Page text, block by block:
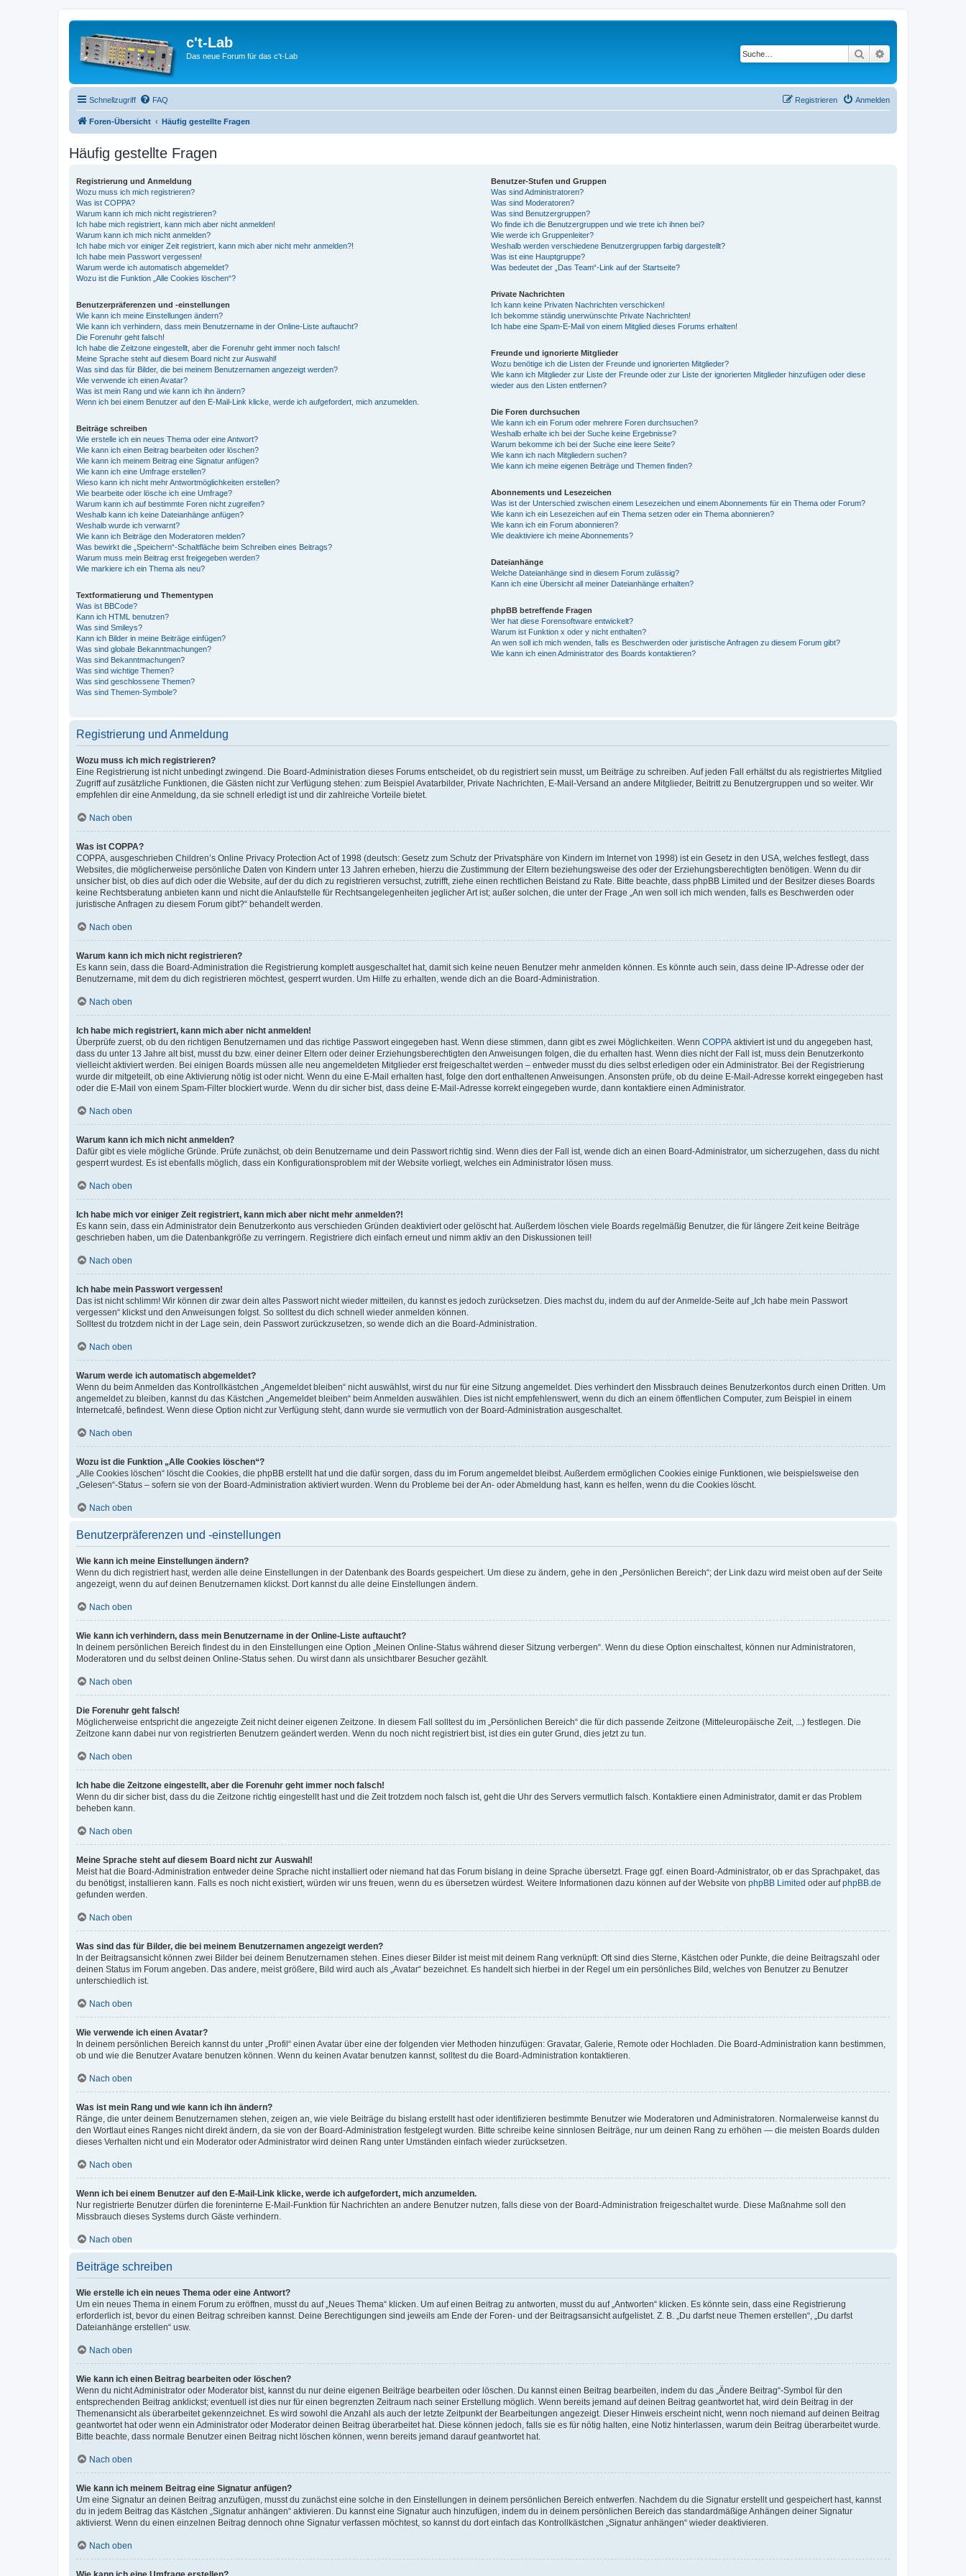
c't-Lab
Das neue Forum für das c't-Lab Suche
Schnellzugriff FAQ Anmelden
Registrieren
Foren-Übersicht Häufig gestellte Fragen
Häufig gestellte Fragen
Registrierung und Anmeldung
Wozu muss ich mich registrieren?
Was ist COPPA?
Warum kann ich mich nicht registrieren?
Ich habe mich registriert, kann mich aber nicht anmelden!
Warum kann ich mich nicht anmelden?
Ich habe mich vor einiger Zeit registriert, kann mich aber nicht mehr anmelden?!
Ich habe mein Passwort vergessen!
Warum werde ich automatisch abgemeldet?
Wozu ist die Funktion „Alle Cookies löschen“?
Benutzerpräferenzen und -einstellungen
Wie kann ich meine Einstellungen ändern?
Wie kann ich verhindern, dass mein Benutzername in der Online-Liste auftaucht?
Die Forenuhr geht falsch!
Ich habe die Zeitzone eingestellt, aber die Forenuhr geht immer noch falsch!
Meine Sprache steht auf diesem Board nicht zur Auswahl!
Was sind das für Bilder, die bei meinem Benutzernamen angezeigt werden?
Wie verwende ich einen Avatar?
Was ist mein Rang und wie kann ich ihn ändern?
Wenn ich bei einem Benutzer auf den E-Mail-Link klicke, werde ich aufgefordert, mich anzumelden.
Beiträge schreiben
Wie erstelle ich ein neues Thema oder eine Antwort?
Wie kann ich einen Beitrag bearbeiten oder löschen?
Wie kann ich meinem Beitrag eine Signatur anfügen?
Wie kann ich eine Umfrage erstellen?
Wieso kann ich nicht mehr Antwortmöglichkeiten erstellen?
Wie bearbeite oder lösche ich eine Umfrage?
Warum kann ich auf bestimmte Foren nicht zugreifen?
Weshalb kann ich keine Dateianhänge anfügen?
Weshalb wurde ich verwarnt?
Wie kann ich Beiträge den Moderatoren melden?
Was bewirkt die „Speichern“-Schaltfläche beim Schreiben eines Beitrags?
Warum muss mein Beitrag erst freigegeben werden?
Wie markiere ich ein Thema als neu?
Textformatierung und Thementypen
Was ist BBCode?
Kann ich HTML benutzen?
Was sind Smileys?
Kann ich Bilder in meine Beiträge einfügen?
Was sind globale Bekanntmachungen?
Was sind Bekanntmachungen?
Was sind wichtige Themen?
Was sind geschlossene Themen?
Was sind Themen-Symbole?
Benutzer-Stufen und Gruppen
Was sind Administratoren?
Was sind Moderatoren?
Was sind Benutzergruppen?
Wo finde ich die Benutzergruppen und wie trete ich ihnen bei?
Wie werde ich Gruppenleiter?
Weshalb werden verschiedene Benutzergruppen farbig dargestellt?
Was ist eine Hauptgruppe?
Was bedeutet der „Das Team“-Link auf der Startseite?
Private Nachrichten
Ich kann keine Privaten Nachrichten verschicken!
Ich bekomme ständig unerwünschte Private Nachrichten!
Ich habe eine Spam-E-Mail von einem Mitglied dieses Forums erhalten!
Freunde und ignorierte Mitglieder
Wozu benötige ich die Listen der Freunde und ignorierten Mitglieder?
Wie kann ich Mitglieder zur Liste der Freunde oder zur Liste der ignorierten Mitglieder hinzufügen oder diese
wieder aus den Listen entfernen?
Die Foren durchsuchen
Wie kann ich ein Forum oder mehrere Foren durchsuchen?
Weshalb erhalte ich bei der Suche keine Ergebnisse?
Warum bekomme ich bei der Suche eine leere Seite?
Wie kann ich nach Mitgliedern suchen?
Wie kann ich meine eigenen Beiträge und Themen finden?
Abonnements und Lesezeichen
Was ist der Unterschied zwischen einem Lesezeichen und einem Abonnements für ein Thema oder Forum?
Wie kann ich ein Lesezeichen auf ein Thema setzen oder ein Thema abonnieren?
Wie kann ich ein Forum abonnieren?
Wie deaktiviere ich meine Abonnements?
Dateianhänge
Welche Dateianhänge sind in diesem Forum zulässig?
Kann ich eine Übersicht all meiner Dateianhänge erhalten?
phpBB betreffende Fragen
Wer hat diese Forensoftware entwickelt?
Warum ist Funktion x oder y nicht enthalten?
An wen soll ich mich wenden, falls es Beschwerden oder juristische Anfragen zu diesem Forum gibt?
Wie kann ich einen Administrator des Boards kontaktieren?
Registrierung und Anmeldung
Wozu muss ich mich registrieren?
Eine Registrierung ist nicht unbedingt zwingend. Die Board-Administration dieses Forums entscheidet, ob du registriert sein musst, um Beiträge zu schreiben. Auf jeden Fall erhältst du als registriertes Mitglied
Zugriff auf zusätzliche Funktionen, die Gästen nicht zur Verfügung stehen: zum Beispiel Avatarbilder, Private Nachrichten, E-Mail-Versand an andere Mitglieder, Beitritt zu Benutzergruppen und so weiter. Wir
empfehlen dir eine Anmeldung, da sie schnell erledigt ist und dir zahlreiche Vorteile bietet.
Nach oben
Was ist COPPA?
COPPA, ausgeschrieben Children’s Online Privacy Protection Act of 1998 (deutsch: Gesetz zum Schutz der Privatsphäre von Kindern im Internet von 1998) ist ein Gesetz in den USA, welches festlegt, dass
Websites, die möglicherweise persönliche Daten von Kindern unter 13 Jahren erheben, hierzu die Zustimmung der Eltern beziehungsweise des oder der Erziehungsberechtigten benötigen. Wenn du dir
unsicher bist, ob dies auf dich oder die Website, auf der du dich zu registrieren versuchst, zutrifft, ziehe einen rechtlichen Beistand zu Rate. Bitte beachte, dass phpBB Limited und der Besitzer dieses Boards
keine Rechtsberatung anbieten kann und nicht die Anlaufstelle für Rechtsangelegenheiten jeglicher Art ist; außer solchen, die unter der Frage „An wen soll ich mich wenden, falls es Beschwerden oder
juristische Anfragen zu diesem Forum gibt?“ behandelt werden.
Nach oben
Warum kann ich mich nicht registrieren?
Es kann sein, dass die Board-Administration die Registrierung komplett ausgeschaltet hat, damit sich keine neuen Benutzer mehr anmelden können. Es könnte auch sein, dass deine IP-Adresse oder der
Benutzername, mit dem du dich registrieren möchtest, gesperrt wurden. Um Hilfe zu erhalten, wende dich an die Board-Administration.
Nach oben
Ich habe mich registriert, kann mich aber nicht anmelden!
Überprüfe zuerst, ob du den richtigen Benutzernamen und das richtige Passwort eingegeben hast. Wenn diese stimmen, dann gibt es zwei Möglichkeiten. Wenn COPPA aktiviert ist und du angegeben hast,
dass du unter 13 Jahre alt bist, musst du bzw. einer deiner Eltern oder deiner Erziehungsberechtigten den Anweisungen folgen, die du erhalten hast. Wenn dies nicht der Fall ist, muss dein Benutzerkonto
vielleicht aktiviert werden. Bei einigen Boards müssen alle neu angemeldeten Mitglieder erst freigeschaltet werden – entweder musst du dies selbst erledigen oder ein Administrator. Bei der Registrierung
wurde dir mitgeteilt, ob eine Aktivierung nötig ist oder nicht. Wenn du eine E-Mail erhalten hast, folge den dort enthaltenen Anweisungen. Ansonsten prüfe, ob du deine E-Mail-Adresse korrekt eingegeben hast
oder die E-Mail von einem Spam-Filter blockiert wurde. Wenn du dir sicher bist, dass deine E-Mail-Adresse korrekt eingegeben wurde, dann kontaktiere einen Administrator.
Nach oben
Warum kann ich mich nicht anmelden?
Dafür gibt es viele mögliche Gründe. Prüfe zunächst, ob dein Benutzername und dein Passwort richtig sind. Wenn dies der Fall ist, wende dich an einen Board-Administrator, um sicherzugehen, dass du nicht
gesperrt wurdest. Es ist ebenfalls möglich, dass ein Konfigurationsproblem mit der Website vorliegt, welches ein Administrator lösen muss.
Nach oben
Ich habe mich vor einiger Zeit registriert, kann mich aber nicht mehr anmelden?!
Es kann sein, dass ein Administrator dein Benutzerkonto aus verschieden Gründen deaktiviert oder gelöscht hat. Außerdem löschen viele Boards regelmäßig Benutzer, die für längere Zeit keine Beiträge
geschrieben haben, um die Datenbankgröße zu verringern. Registriere dich einfach erneut und nimm aktiv an den Diskussionen teil!
Nach oben
Ich habe mein Passwort vergessen!
Das ist nicht schlimm! Wir können dir zwar dein altes Passwort nicht wieder mitteilen, du kannst es jedoch zurücksetzen. Dies machst du, indem du auf der Anmelde-Seite auf „Ich habe mein Passwort
vergessen“ klickst und den Anweisungen folgst. So solltest du dich schnell wieder anmelden können.
Solltest du trotzdem nicht in der Lage sein, dein Passwort zurückzusetzen, so wende dich an die Board-Administration.
Nach oben
Warum werde ich automatisch abgemeldet?
Wenn du beim Anmelden das Kontrollkästchen „Angemeldet bleiben“ nicht auswählst, wirst du nur für eine Sitzung angemeldet. Dies verhindert den Missbrauch deines Benutzerkontos durch einen Dritten. Um
angemeldet zu bleiben, kannst du das Kästchen „Angemeldet bleiben“ beim Anmelden auswählen. Dies ist nicht empfehlenswert, wenn du dich an einem öffentlichen Computer, zum Beispiel in einem
Internetcafé, befindest. Wenn diese Option nicht zur Verfügung steht, dann wurde sie vermutlich von der Board-Administration ausgeschaltet.
Nach oben
Wozu ist die Funktion „Alle Cookies löschen“?
„Alle Cookies löschen“ löscht die Cookies, die phpBB erstellt hat und die dafür sorgen, dass du im Forum angemeldet bleibst. Außerdem ermöglichen Cookies einige Funktionen, wie beispielsweise den
„Gelesen“-Status – sofern sie von der Board-Administration aktiviert wurden. Wenn du Probleme bei der An- oder Abmeldung hast, kann es helfen, wenn du die Cookies löscht.
Nach oben
Benutzerpräferenzen und -einstellungen
Wie kann ich meine Einstellungen ändern?
Wenn du dich registriert hast, werden alle deine Einstellungen in der Datenbank des Boards gespeichert. Um diese zu ändern, gehe in den „Persönlichen Bereich“; der Link dazu wird meist oben auf der Seite
angezeigt, wenn du auf deinen Benutzernamen klickst. Dort kannst du alle deine Einstellungen ändern.
Nach oben
Wie kann ich verhindern, dass mein Benutzername in der Online-Liste auftaucht?
In deinem persönlichen Bereich findest du in den Einstellungen eine Option „Meinen Online-Status während dieser Sitzung verbergen“. Wenn du diese Option einschaltest, können nur Administratoren,
Moderatoren und du selbst deinen Online-Status sehen. Du wirst dann als unsichtbarer Besucher gezählt.
Nach oben
Die Forenuhr geht falsch!
Möglicherweise entspricht die angezeigte Zeit nicht deiner eigenen Zeitzone. In diesem Fall solltest du im „Persönlichen Bereich“ die für dich passende Zeitzone (Mitteleuropäische Zeit, ...) festlegen. Die
Zeitzone kann dabei nur von registrierten Benutzern geändert werden. Wenn du noch nicht registriert bist, ist dies ein guter Grund, dies jetzt zu tun.
Nach oben
Ich habe die Zeitzone eingestellt, aber die Forenuhr geht immer noch falsch!
Wenn du dir sicher bist, dass du die Zeitzone richtig eingestellt hast und die Zeit trotzdem noch falsch ist, geht die Uhr des Servers vermutlich falsch. Kontaktiere einen Administrator, damit er das Problem
beheben kann.
Nach oben
Meine Sprache steht auf diesem Board nicht zur Auswahl!
Meist hat die Board-Administration entweder deine Sprache nicht installiert oder niemand hat das Forum bislang in deine Sprache übersetzt. Frage ggf. einen Board-Administrator, ob er das Sprachpaket, das
du benötigst, installieren kann. Falls es noch nicht existiert, würden wir uns freuen, wenn du es übersetzen würdest. Weitere Informationen dazu können auf der Website von phpBB Limited oder aufphpBB.de
gefunden werden.
Nach oben
Was sind das für Bilder, die bei meinem Benutzernamen angezeigt werden?
In der Beitragsansicht können zwei Bilder bei deinem Benutzernamen stehen. Eines dieser Bilder ist meist mit deinem Rang verknüpft: Oft sind dies Sterne, Kästchen oder Punkte, die deine Beitragszahl oder
deinen Status im Forum angeben. Das andere, meist größere, Bild wird auch als „Avatar“ bezeichnet. Es handelt sich hierbei in der Regel um ein persönliches Bild, welches von Benutzer zu Benutzer
unterschiedlich ist.
Nach oben
Wie verwende ich einen Avatar?
In deinem persönlichen Bereich kannst du unter „Profil“ einen Avatar über eine der folgenden vier Methoden hinzufügen: Gravatar, Galerie, Remote oder Hochladen. Die Board-Administration kann bestimmen,
ob und wie die Benutzer Avatare benutzen können. Wenn du keinen Avatar benutzen kannst, solltest du die Board-Administration kontaktieren.
Nach oben
Was ist mein Rang und wie kann ich ihn ändern?
Ränge, die unter deinem Benutzernamen stehen, zeigen an, wie viele Beiträge du bislang erstellt hast oder identifizieren bestimmte Benutzer wie Moderatoren und Administratoren. Normalerweise kannst du
den Wortlaut eines Ranges nicht direkt ändern, da sie von der Board-Administration festgelegt wurden. Bitte schreibe keine sinnlosen Beiträge, nur um deinen Rang zu erhöhen — die meisten Boards dulden
dieses Verhalten nicht und ein Moderator oder Administrator wird deinen Rang unter Umständen einfach wieder zurücksetzen.
Nach oben
Wenn ich bei einem Benutzer auf den E-Mail-Link klicke, werde ich aufgefordert, mich anzumelden.
Nur registrierte Benutzer dürfen die foreninterne E-Mail-Funktion für Nachrichten an andere Benutzer nutzen, falls diese von der Board-Administration freigeschaltet wurde. Diese Maßnahme soll den
Missbrauch dieses Systems durch Gäste verhindern.
Nach oben
Beiträge schreiben
Wie erstelle ich ein neues Thema oder eine Antwort?
Um ein neues Thema in einem Forum zu eröffnen, musst du auf „Neues Thema“ klicken. Um auf einen Beitrag zu antworten, musst du auf „Antworten“ klicken. Es könnte sein, dass eine Registrierung
erforderlich ist, bevor du einen Beitrag schreiben kannst. Deine Berechtigungen sind jeweils am Ende der Foren- und der Beitragsansicht aufgelistet. Z. B. „Du darfst neue Themen erstellen“, „Du darfst
Dateianhänge erstellen“ usw.
Nach oben
Wie kann ich einen Beitrag bearbeiten oder löschen?
Wenn du nicht Administrator oder Moderator bist, kannst du nur deine eigenen Beiträge bearbeiten oder löschen. Du kannst einen Beitrag bearbeiten, indem du das „Ändere Beitrag“-Symbol für den
entsprechenden Beitrag anklickst; eventuell ist dies nur für einen begrenzten Zeitraum nach seiner Erstellung möglich. Wenn bereits jemand auf deinen Beitrag geantwortet hat, wird dein Beitrag in der
Themenansicht als überarbeitet gekennzeichnet. Es wird sowohl die Anzahl als auch der letzte Zeitpunkt der Bearbeitungen angezeigt. Dieser Hinweis erscheint nicht, wenn noch niemand auf deinen Beitrag
geantwortet hat oder wenn ein Administrator oder Moderator deinen Beitrag überarbeitet hat. Diese können jedoch, falls sie es für nötig halten, eine Notiz hinterlassen, warum dein Beitrag überarbeitet wurde.
Bitte beachte, dass normale Benutzer einen Beitrag nicht löschen können, wenn bereits jemand darauf geantwortet hat.
Nach oben
Wie kann ich meinem Beitrag eine Signatur anfügen?
Um eine Signatur an deinen Beitrag anzufügen, musst du zunächst eine solche in den Einstellungen in deinem persönlichen Bereich entwerfen. Nachdem du die Signatur erstellt und gespeichert hast, kannst
du in jedem Beitrag das Kästchen „Signatur anhängen“ aktivieren. Du kannst eine Signatur auch hinzufügen, indem du in deinem persönlichen Bereich das standardmäßige Anhängen deiner Signatur
aktivierst. Wenn du einen einzelnen Beitrag dennoch ohne Signatur verfassen möchtest, so kannst du dort einfach das Kontrollkästchen „Signatur anhängen“ wieder deaktivieren.
Nach oben